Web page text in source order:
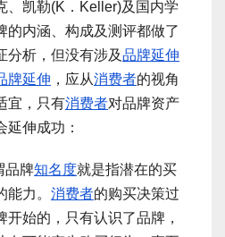
、凯勒(K．Keller)及国内学
的内涵、构成及测评都做了
分析，但没有涉及品牌延伸
牌延伸 ，应从消费者的视角
宜，只有消费者对品牌资产
延伸成功：
品牌知名度就是指潜在的买
力。 消费者的购买决策过
始的，只有认识了品牌，